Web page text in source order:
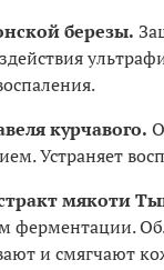
березы.
курчавого.
Устраняет
мякоти
ферментации.
и смягчают